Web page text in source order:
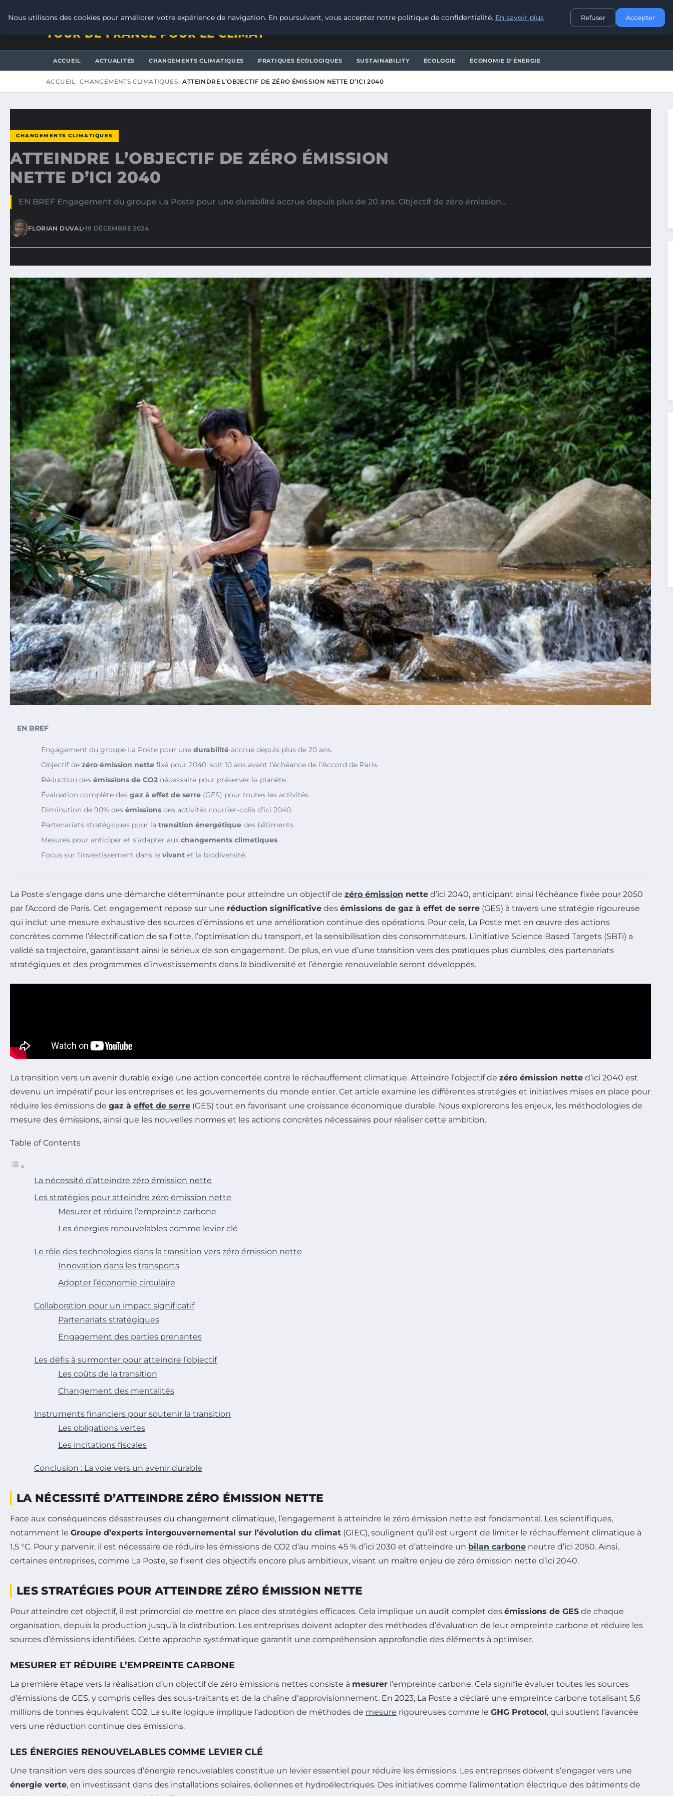
CONTACT
TOUR DE FRANCE POUR LE CLIMAT
ACCUEIL ACTUALITÉS CHANGEMENTS CLIMATIQUES PRATIQUES ÉCOLOGIQUES SUSTAINABILITY ÉCOLOGIE ÉCONOMIE D'ÉNERGIE
ACCUEIL CHANGEMENTS CLIMATIQUES ATTEINDRE L’OBJECTIF DE ZÉRO ÉMISSION NETTE D’ICI 2040
CHANGEMENTS CLIMATIQUES
ATTEINDRE L’OBJECTIF DE ZÉRO ÉMISSION
NETTE D’ICI 2040
EN BREF Engagement du groupe La Poste pour une durabilité accrue depuis plus de 20 ans. Objectif de zéro émission…
FLORIAN DUVAL•19 DÉCEMBRE 2024
EN BREF
Engagement du groupe La Poste pour une durabilité accrue depuis plus de 20 ans.
Objectif de zéro émission nette fixé pour 2040, soit 10 ans avant l’échéance de l’Accord de Paris.
Réduction des émissions de CO2 nécessaire pour préserver la planète.
Évaluation complète des gaz à effet de serre (GES) pour toutes les activités.
Diminution de 90% des émissions des activités courrier-colis d’ici 2040.
Partenariats stratégiques pour la transition énergétique des bâtiments.
Mesures pour anticiper et s’adapter aux changements climatiques.
Focus sur l’investissement dans le vivant et la biodiversité.
La Poste s’engage dans une démarche déterminante pour atteindre un objectif de zéro émission nette d’ici 2040, anticipant ainsi l’échéance fixée pour 2050
par l’Accord de Paris. Cet engagement repose sur une réduction significative des émissions de gaz à effet de serre (GES) à travers une stratégie rigoureuse
qui inclut une mesure exhaustive des sources d’émissions et une amélioration continue des opérations. Pour cela, La Poste met en œuvre des actions
concrètes comme l’électrification de sa flotte, l’optimisation du transport, et la sensibilisation des consommateurs. L’initiative Science Based Targets (SBTi) a
validé sa trajectoire, garantissant ainsi le sérieux de son engagement. De plus, en vue d’une transition vers des pratiques plus durables, des partenariats
stratégiques et des programmes d’investissements dans la biodiversité et l’énergie renouvelable seront développés.
La transition vers un avenir durable exige une action concertée contre le réchauffement climatique. Atteindre l’objectif de zéro émission nette d’ici 2040 est
devenu un impératif pour les entreprises et les gouvernements du monde entier. Cet article examine les différentes stratégies et initiatives mises en place pour
réduire les émissions de gaz à effet de serre (GES) tout en favorisant une croissance économique durable. Nous explorerons les enjeux, les méthodologies de
mesure des émissions, ainsi que les nouvelles normes et les actions concrètes nécessaires pour réaliser cette ambition.
Table of Contents
La nécessité d’atteindre zéro émission nette
Les stratégies pour atteindre zéro émission nette
Mesurer et réduire l’empreinte carbone
Les énergies renouvelables comme levier clé
Le rôle des technologies dans la transition vers zéro émission nette
Innovation dans les transports
Adopter l’économie circulaire
Collaboration pour un impact significatif
Partenariats stratégiques
Engagement des parties prenantes
Les défis à surmonter pour atteindre l’objectif
Les coûts de la transition
Changement des mentalités
Instruments financiers pour soutenir la transition
Les obligations vertes
Les incitations fiscales
Conclusion : La voie vers un avenir durable
LA NÉCESSITÉ D’ATTEINDRE ZÉRO ÉMISSION NETTE
Face aux conséquences désastreuses du changement climatique, l’engagement à atteindre le zéro émission nette est fondamental. Les scientifiques,
notamment le Groupe d’experts intergouvernemental sur l’évolution du climat (GIEC), soulignent qu’il est urgent de limiter le réchauffement climatique à
1,5 °C. Pour y parvenir, il est nécessaire de réduire les émissions de CO2 d’au moins 45 % d’ici 2030 et d’atteindre un bilan carbone neutre d’ici 2050. Ainsi,
certaines entreprises, comme La Poste, se fixent des objectifs encore plus ambitieux, visant un maître enjeu de zéro émission nette d’ici 2040.
LES STRATÉGIES POUR ATTEINDRE ZÉRO ÉMISSION NETTE
Pour atteindre cet objectif, il est primordial de mettre en place des stratégies efficaces. Cela implique un audit complet des émissions de GES de chaque
organisation, depuis la production jusqu’à la distribution. Les entreprises doivent adopter des méthodes d’évaluation de leur empreinte carbone et réduire les
sources d’émissions identifiées. Cette approche systématique garantit une compréhension approfondie des éléments à optimiser.
MESURER ET RÉDUIRE L’EMPREINTE CARBONE
La première étape vers la réalisation d’un objectif de zéro émissions nettes consiste à mesurer l’empreinte carbone. Cela signifie évaluer toutes les sources
d’émissions de GES, y compris celles des sous-traitants et de la chaîne d’approvisionnement. En 2023, La Poste a déclaré une empreinte carbone totalisant 5,6
millions de tonnes équivalent CO2. La suite logique implique l’adoption de méthodes de mesure rigoureuses comme le GHG Protocol, qui soutient l’avancée
vers une réduction continue des émissions.
LES ÉNERGIES RENOUVELABLES COMME LEVIER CLÉ
Une transition vers des sources d’énergie renouvelables constitue un levier essentiel pour réduire les émissions. Les entreprises doivent s’engager vers une
énergie verte, en investissant dans des installations solaires, éoliennes et hydroélectriques. Des initiatives comme l’alimentation électrique des bâtiments de
Nous utilisons des cookies pour améliorer votre expérience de navigation. En poursuivant, vous acceptez notre politique de confidentialité. En savoir plus Refuser Accepter